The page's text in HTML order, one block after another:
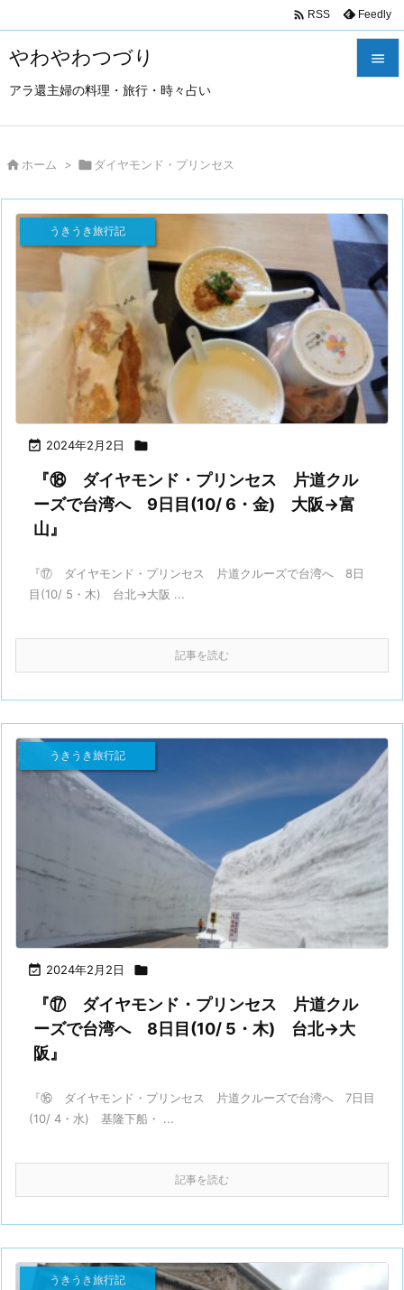
やわやわつづり
アラ還主婦の料理・旅行・時々占い



検索
 RSS Feedly
 ホーム >  ダイヤモンド・プリンセス
 2024年2月2日 
うきうき旅行記
『⑱ ダイヤモンド・プリンセス 片道クル
ーズで台湾へ 9日目(10/ 6・金) 大阪→富
山』
『⑰ ダイヤモンド・プリンセス 片道クルーズで台湾へ 8日
目(10/ 5・木) 台北→大阪 ...
記事を読む
 2024年2月2日 
うきうき旅行記
『⑰ ダイヤモンド・プリンセス 片道クル
ーズで台湾へ 8日目(10/ 5・木) 台北→大
阪』
『⑯ ダイヤモンド・プリンセス 片道クルーズで台湾へ 7日目
(10/ 4・水) 基隆下船・ ...
記事を読む
うきうき旅行記